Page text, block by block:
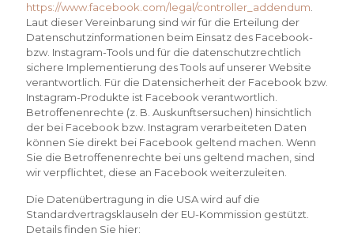
https://www.facebook.com/legal/controller_addendum
Laut dieser Vereinbarung sind wir für die Erteilung der
Datenschutzinformationen beim Einsatz des Facebook-
bzw. Instagram-Tools und für die datenschutzrechtlich
sichere Implementierung des Tools auf unserer Website
verantwortlich. Für die Datensicherheit der Facebook bzw.
Instagram-Produkte ist Facebook verantwortlich.
Betroffenenrechte (z. B. Auskunftsersuchen) hinsichtlich
der bei Facebook bzw. Instagram verarbeiteten Daten
können Sie direkt bei Facebook geltend machen. Wenn
Sie die Betroffenenrechte bei uns geltend machen, sind
wir verpflichtet, diese an Facebook weiterzuleiten.
Die Datenübertragung in die USA wird auf die
Standardvertragsklauseln der EU-Kommission gestützt.
Details finden Sie hier: